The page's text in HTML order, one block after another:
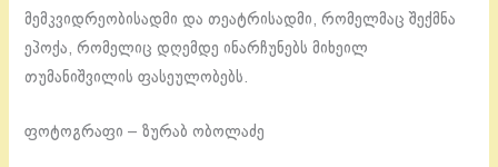
მემკვიდრეობისადმი და თეატრისადმი, რომელმაც შექმნა
ეპოქა, რომელიც დღემდე ინარჩუნებს მიხეილ
თუმანიშვილის ფასეულობებს.
ფოტოგრაფი – ზურაბ ობოლაძე